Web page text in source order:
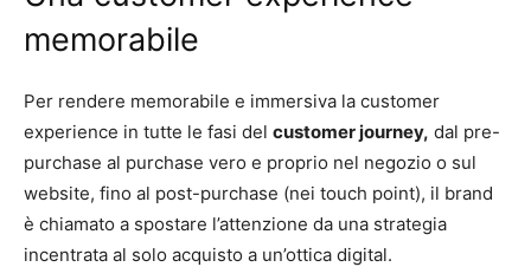
memorabile
Per rendere memorabile e immersiva la customer
experience in tutte le fasi del customer journey, dal pre-
purchase al purchase vero e proprio nel negozio o sul
website, fino al post-purchase (nei touch point), il brand
è chiamato a spostare l’attenzione da una strategia
incentrata al solo acquisto a un’ottica digital.